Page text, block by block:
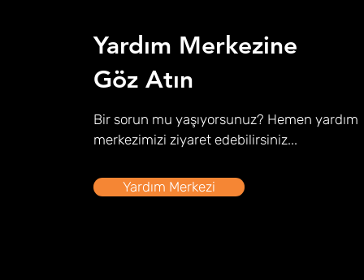
Yardım Merkezine
Göz Atın
Bir sorun mu yaşıyorsunuz? Hemen yardım
merkezimizi ziyaret edebilirsiniz...
Yardım Merkezi